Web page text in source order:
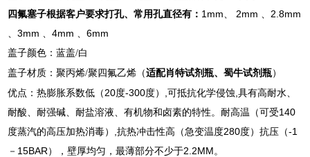
四氟塞子根据客户要求打孔、常用孔直径有： 1mm、 2mm 、2.8mm
、3mm 、4mm 、6mm
盖子颜色：蓝盖/白
盖子材质：聚丙烯/聚四氟乙烯（适配肖特试剂瓶、蜀牛试剂瓶）
优点：热膨胀系数低（20度-300度）,可抵抗化学侵蚀,具有高耐水、
耐酸、耐强碱、耐盐溶液、有机物和卤素的特性。耐高温（可受140
度蒸汽的高压加热消毒）,抗热冲击性高（急变温度280度）抗压（-1
－15BAR），壁厚均匀，最薄部分不少于2.2MM。